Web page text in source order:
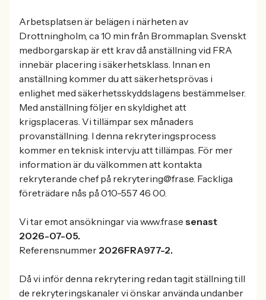
Arbetsplatsen är belägen i närheten av
Drottningholm, ca 10 min från Brommaplan. Svenskt
medborgarskap är ett krav då anställning vid FRA
innebär placering i säkerhetsklass. Innan en
anställning kommer du att säkerhetsprövas i
enlighet med säkerhetsskyddslagens bestämmelser.
Med anställning följer en skyldighet att
krigsplaceras. Vi tillämpar sex månaders
provanställning. I denna rekryteringsprocess
kommer en teknisk intervju att tillämpas. För mer
information är du välkommen att kontakta
rekryterande chef på rekrytering@fra.se. Fackliga
företrädare nås på 010-557 46 00.
Vi tar emot ansökningar via www.fra.se senast
2026-07-05.
Referensnummer 2026FRA977-2.
Då vi inför denna rekrytering redan tagit ställning till
de rekryteringskanaler vi önskar använda undanber